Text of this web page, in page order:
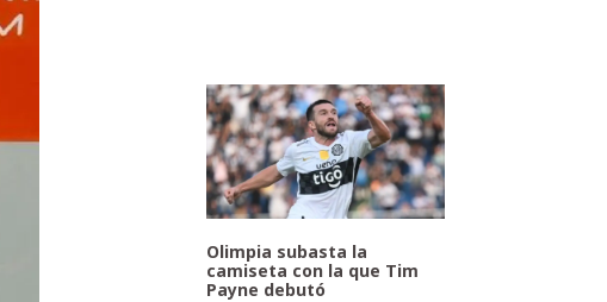
Olimpia subasta la
camiseta con la que Tim
Payne debutó